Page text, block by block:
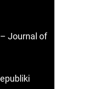
Journal of